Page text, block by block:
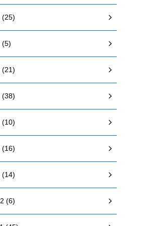
(25)
(5)
(21)
(38)
(10)
(16)
(14)
(6)